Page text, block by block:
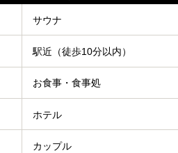
サウナ
駅近（徒歩10分以内）
お食事・食事処
ホテル
カップル